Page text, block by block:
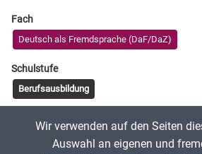
Fach
Deutsch als Fremdsprache (DaF/DaZ)
Schulstufe
Berufsausbildung
Schweigepflicht
Wir verwenden auf den Seiten
Auswahl an eigenen und